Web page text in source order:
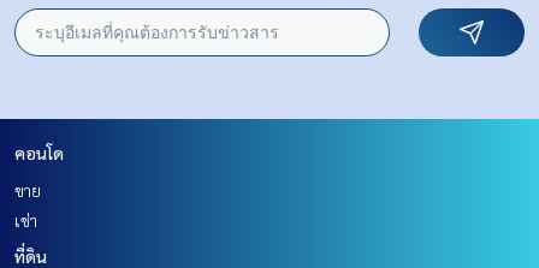
คอนโด
ขาย
เช่า
ที่ดิน